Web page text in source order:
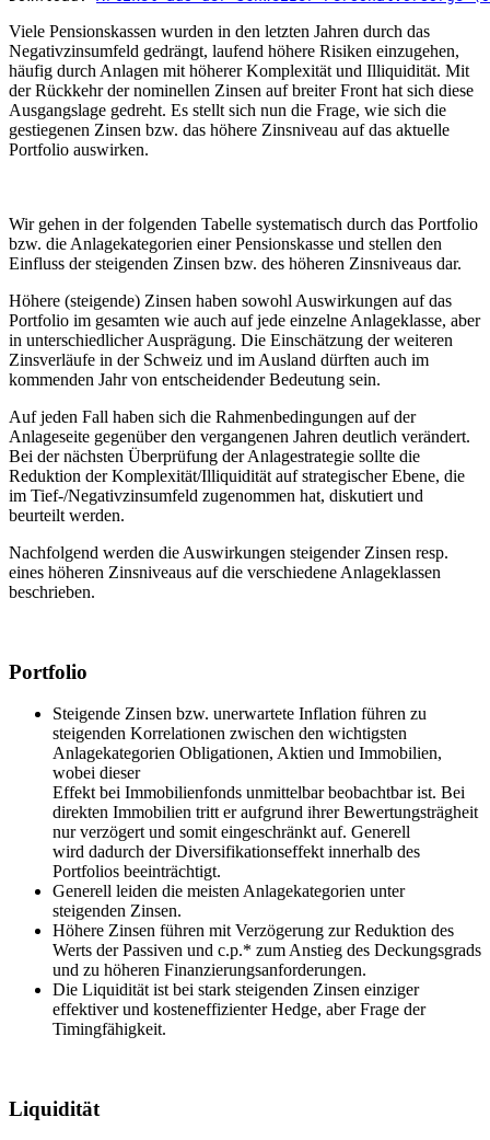
Viele Pensionskassen wurden in den letzten Jahren durch das
Negativzinsumfeld gedrängt, laufend höhere Risiken einzugehen,
häufig durch Anlagen mit höherer Komplexität und Illiquidität. Mit
der Rückkehr der nominellen Zinsen auf breiter Front hat sich diese
Ausgangslage gedreht. Es stellt sich nun die Frage, wie sich die
gestiegenen Zinsen bzw. das höhere Zinsniveau auf das aktuelle
Portfolio auswirken.
Wir gehen in der folgenden Tabelle systematisch durch das Portfolio
bzw. die Anlagekategorien einer Pensionskasse und stellen den
Einfluss der steigenden Zinsen bzw. des höheren Zinsniveaus dar.
Höhere (steigende) Zinsen haben sowohl Auswirkungen auf das
Portfolio im gesamten wie auch auf jede einzelne Anlageklasse, aber
in unterschiedlicher Ausprägung. Die Einschätzung der weiteren
Zinsverläufe in der Schweiz und im Ausland dürften auch im
kommenden Jahr von entscheidender Bedeutung sein.
Auf jeden Fall haben sich die Rahmenbedingungen auf der
Anlageseite gegenüber den vergangenen Jahren deutlich verändert.
Bei der nächsten Überprüfung der Anlagestrategie sollte die
Reduktion der Komplexität/Illiquidität auf strategischer Ebene, die
im Tief-/Negativzinsumfeld zugenommen hat, diskutiert und
beurteilt werden.
Nachfolgend werden die Auswirkungen steigender Zinsen resp.
eines höheren Zinsniveaus auf die verschiedene Anlageklassen
beschrieben.
Portfolio
Steigende Zinsen bzw. unerwartete Inflation führen zu
steigenden Korrelationen zwischen den wichtigsten
Anlagekategorien Obligationen, Aktien und Immobilien,
wobei dieser
Effekt bei Immobilienfonds unmittelbar beobachtbar ist. Bei
direkten Immobilien tritt er aufgrund ihrer Bewertungsträgheit
nur verzögert und somit eingeschränkt auf. Generell
wird dadurch der Diversifikationseffekt innerhalb des
Portfolios beeinträchtigt.
Generell leiden die meisten Anlagekategorien unter
steigenden Zinsen.
Höhere Zinsen führen mit Verzögerung zur Reduktion des
Werts der Passiven und c.p.* zum Anstieg des Deckungsgrads
und zu höheren Finanzierungsanforderungen.
Die Liquidität ist bei stark steigenden Zinsen einziger
effektiver und kosteneffizienter Hedge, aber Frage der
Timingfähigkeit.
Liquidität